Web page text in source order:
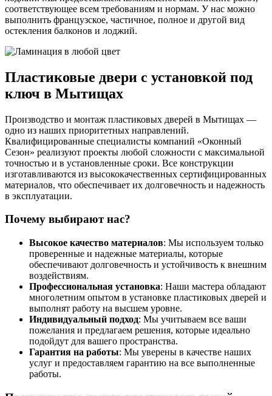
соответствующее всем требованиям и нормам. У нас можно
выполнить французское, частичное, полное и другой вид
остекления балконов и лоджий.
Пластиковые двери с установкой под
ключ в Мытищах
Производство и монтаж пластиковых дверей в Мытищах —
одно из наших приоритетных направлений.
Квалифицированные специалисты компаний «Оконный
Сезон» реализуют проекты любой сложности с максимальной
точностью и в установленные сроки. Все конструкции
изготавливаются из высококачественных сертифицированных
материалов, что обеспечивает их долговечность и надежность
в эксплуатации.
Почему выбирают нас?
Высокое качество материалов: Мы используем только
проверенные и надежные материалы, которые
обеспечивают долговечность и устойчивость к внешним
воздействиям.
Профессиональная установка: Наши мастера обладают
многолетним опытом в установке пластиковых дверей и
выполнят работу на высшем уровне.
Индивидуальный подход: Мы учитываем все ваши
пожелания и предлагаем решения, которые идеально
подойдут для вашего пространства.
Гарантия на работы: Мы уверены в качестве наших
услуг и предоставляем гарантию на все выполненные
работы.